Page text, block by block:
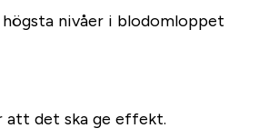
nivåer i blodomloppet
att det ska ge effekt.